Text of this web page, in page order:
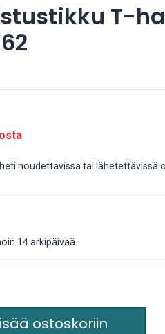
T-
noudettavissa tai lähetettävissä
14 arkipäivää.
ostoskoriin